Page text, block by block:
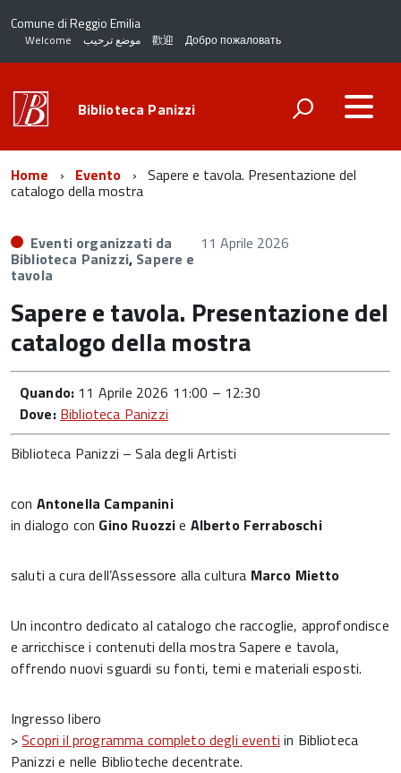
Comune di Reggio Emilia
Welcome موضع ترحيب 歡迎 Добро пожаловать
Biblioteca Panizzi
Home Evento Sapere e tavola. Presentazione del
catalogo della mostra
Eventi organizzati da
Biblioteca Panizzi, Sapere e
tavola
11 Aprile 2026
Sapere e tavola. Presentazione del
catalogo della mostra
Quando: 11 Aprile 2026 11:00 – 12:30
Dove: Biblioteca Panizzi
Biblioteca Panizzi – Sala degli Artisti
con Antonella Campanini
in dialogo con Gino Ruozzie Alberto Ferraboschi
saluti a cura dell’Assessore alla cultura Marco Mietto
Un incontro dedicato al catalogo che raccoglie, approfondisce
e arricchisce i contenuti della mostra Sapere e tavola,
offrendo nuovi sguardi su fonti, temi e materiali esposti.
Ingresso libero
>Scopri il programma completo degli eventi in Biblioteca
Panizzi e nelle Biblioteche decentrate.